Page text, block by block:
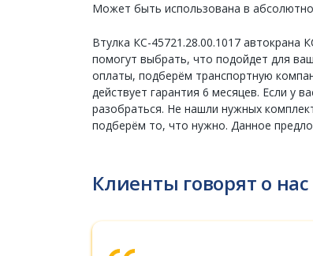
Может быть использована в
Втулка КС-45721.28.00.1017
помогут выбрать, что подойдет для
оплаты, подберём транспортную
действует гарантия 6 месяцев. Если у
разобраться. Не нашли нужных
подберём то, что нужно. Данное
Клиенты говорят о нас